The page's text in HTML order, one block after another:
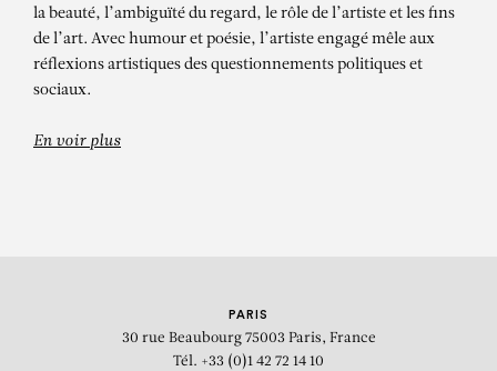
JEAN-MICHEL
ALBEROLA
la beauté, l’ambiguïté du regard, le rôle de l’artiste et les fins
de l’art. Avec humour et poésie, l’artiste engagé mêle aux
réflexions artistiques des questionnements politiques et
sociaux.
En voir plus
PARIS
30 rue Beaubourg 75003 Paris, France
Tél. +33 (0)1 42 72 14 10